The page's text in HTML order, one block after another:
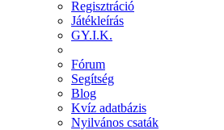
Regisztráció
Játékleírás
GY.I.K.
Fórum
Segítség
Blog
Kvíz adatbázis
Nyilvános csaták